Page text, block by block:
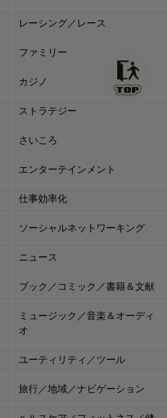
レーシング／レース
ファミリー
カジノ
ストラテジー
さいころ
エンターテインメント
仕事効率化
ソーシャルネットワーキング
ニュース
ブック／コミック／書籍＆文献
ミュージック／音楽＆オーディ
オ
ユーティリティ／ツール
旅行／地域／ナビゲーション